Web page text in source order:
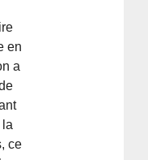
en
a
la
ce